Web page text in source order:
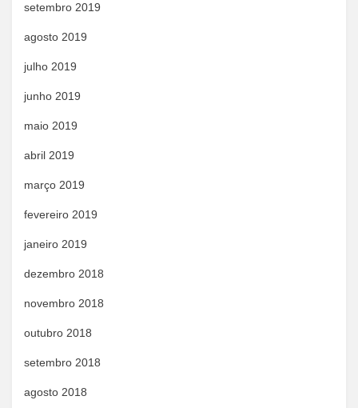
setembro 2019
agosto 2019
julho 2019
junho 2019
maio 2019
abril 2019
março 2019
fevereiro 2019
janeiro 2019
dezembro 2018
novembro 2018
outubro 2018
setembro 2018
agosto 2018